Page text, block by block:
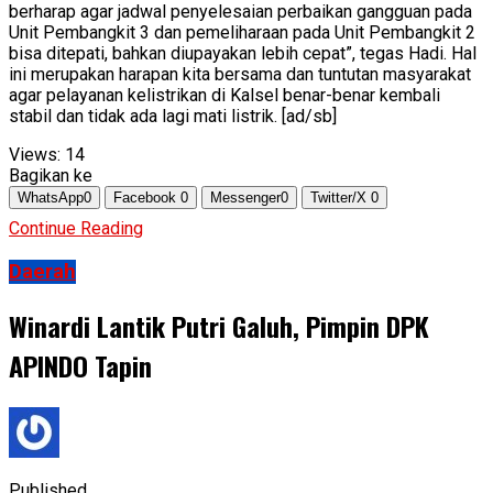
berharap agar jadwal penyelesaian perbaikan gangguan pada
Unit Pembangkit 3 dan pemeliharaan pada Unit Pembangkit 2
bisa ditepati, bahkan diupayakan lebih cepat”, tegas Hadi. Hal
ini merupakan harapan kita bersama dan tuntutan masyarakat
agar pelayanan kelistrikan di Kalsel benar-benar kembali
stabil dan tidak ada lagi mati listrik. [ad/sb]
Views: 14
Bagikan ke
WhatsApp0 Facebook 0 Messenger0 Twitter/X 0
Continue Reading
Daerah
Winardi Lantik Putri Galuh, Pimpin DPK
APINDO Tapin